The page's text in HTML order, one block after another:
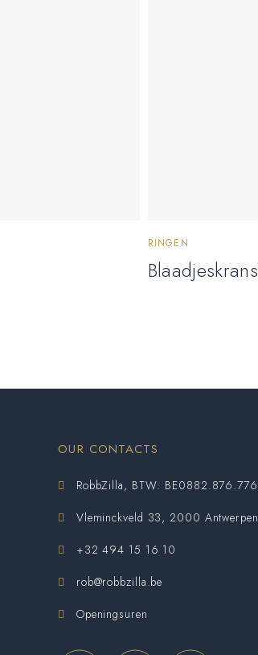
RINGEN
Blaadjeskrans
OUR CONTACTS
RobbZilla, BTW: BE0882.876.776
Vleminckveld 33, 2000 Antwerpen
+32 494 15 16 10
rob@robbzilla.be
Openingsuren